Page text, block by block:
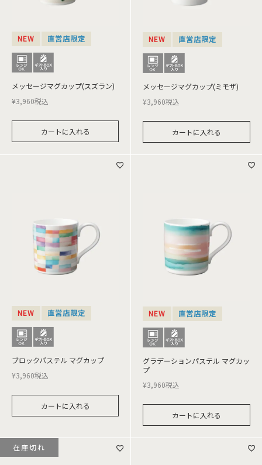
NEW 直営店限定
メッセージマグカップ(スズラン)
¥3,960税込
カートに入れる
NEW 直営店限定
メッセージマグカップ(ミモザ)
¥3,960税込
カートに入れる
NEW 直営店限定
ブロックパステル マグカップ
¥3,960税込
カートに入れる
NEW 直営店限定
グラデーションパステル マグカッ
プ
¥3,960税込
カートに入れる
在庫切れ